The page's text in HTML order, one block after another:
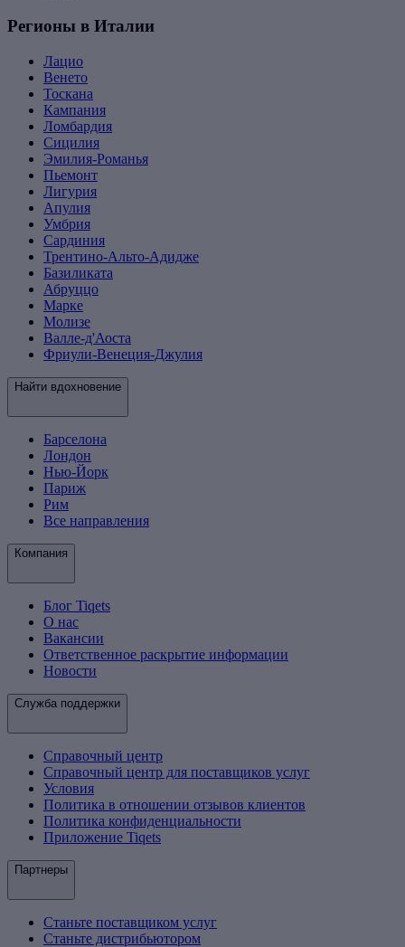
Регионы в Италии
Лацио
Венето
Тоскана
Кампания
Ломбардия
Сицилия
Эмилия-Романья
Пьемонт
Лигурия
Апулия
Умбрия
Сардиния
Трентино-Альто-Адидже
Базиликата
Абруццо
Марке
Молизе
Валле-д'Аоста
Фриули-Венеция-Джулия
Найти вдохновение
Барселона
Лондон
Нью-Йорк
Париж
Рим
Все направления
Компания
Блог Tiqets
О нас
Вакансии
Ответственное раскрытие информации
Новости
Служба поддержки
Справочный центр
Справочный центр для поставщиков услуг
Условия
Политика в отношении отзывов клиентов
Политика конфиденциальности
Приложение Tiqets
Партнеры
Станьте поставщиком услуг
Станьте дистрибьютором